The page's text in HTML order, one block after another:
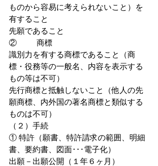
ものから容易に考えられないこと）を
有すること
先願であること
②          商標
識別力を有する商標であること（商
標・役務等の一般名、内容を表示する
もの等は不可）
先行商標と抵触しないこと（他人の先
願商標、内外国の著名商標と類似する
ものは不可）
（２）手続
① 特許（願書、特許請求の範囲、明細
書、要約書、図面･･･電子化）
出願－出願公開（１年６ヶ月）